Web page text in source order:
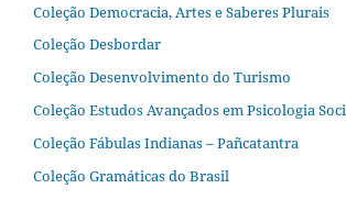
Coleção Democracia, Artes e Saberes Plurais
Coleção Desbordar
Coleção Desenvolvimento do Turismo
Coleção Estudos Avançados em Psicologia
Coleção Fábulas Indianas – Pañcatantra
Coleção Gramáticas do Brasil